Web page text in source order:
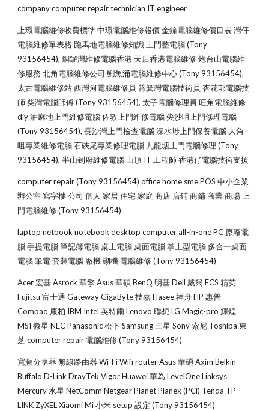
company computer repair technician IT engineer
上環電腦維修收費標準 中環電腦維修報價 金鐘電腦維修價目表 灣仔
電腦維修單表格 跑馬地電腦維修知識 上門整電腦 (Tony
93156454), 銅鑼灣維修電腦香港 天后香港電腦維修 炮台山電腦維
修服務 北角電腦維修公司 鰂魚涌電腦維修中心 (Tony 93156454),
太古電腦維修站 西灣河電腦維修員 筲箕灣電腦技術員 杏花邨電腦技
師 柴灣電腦師傅 (Tony 93156454), 太子電腦修理員 旺角電腦維修
diy 油麻地上門維修電腦 佐敦上門維修電腦 尖沙咀上門修理電腦
(Tony 93156454), 長沙灣上門檢查電腦 深水埗上門保養電腦 大角
咀專業維修電腦 石硤尾專業修理電腦 九龍塘上門電腦修理 (Tony
93156454), 半山到府維修電腦 山頂 IT 工程師 香港仔電腦技術支援
computer repair (Tony 93156454) office home sme POS 中小企業
辦公室 寫字樓 公司 個人 家居 住宅 家庭 商店 店鋪 商鋪 商業 商場 上
門電腦維修 (Tony 93156454)
laptop netbook notebook desktop computer all-in-one PC 原廠電
腦 手提電腦 筆記簿電腦 桌上電腦 桌面電腦 掌上型電腦 多合一桌面
電腦 筆電 套裝電腦 廠機 砌機 電腦維修 (Tony 93156454)
Acer 宏基 Asrock 華擎 Asus 華碩 BenQ 明基 Dell 戴爾 ECS 精英
Fujitsu 富士通 Gateway GigaByte 技嘉 Hasee 神舟 HP 惠普
Compaq 康柏 IBM Intel 英特爾 Lenovo 聯想 LG Magic-pro 輝煌
MSI 微星 NEC Panasonic 松下 Samsung 三星 Sony 索尼 Toshiba 東
芝 computer repair 電腦維修 (Tony 93156454)
寬頻分享器 無線路由器 Wi-Fi Wifi router Asus 華碩 Axim Belkin
Buffalo D-Link DrayTek Vigor Huawei 華為 LevelOne Linksys
Mercury 水星 NetComm Netgear Planet Planex (PCi) Tenda TP-
LINK ZyXEL Xiaomi Mi 小米 setup 設定 (Tony 93156454)